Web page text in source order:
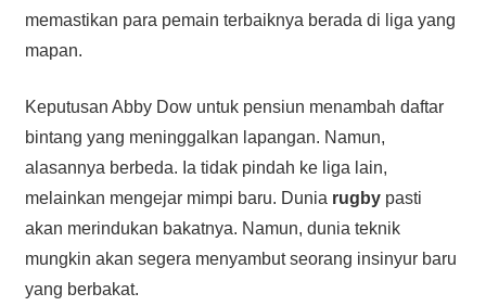
memastikan para pemain terbaiknya berada di liga yang
mapan.
Keputusan Abby Dow untuk pensiun menambah daftar
bintang yang meninggalkan lapangan. Namun,
alasannya berbeda. Ia tidak pindah ke liga lain,
melainkan mengejar mimpi baru. Dunia rugbypasti
akan merindukan bakatnya. Namun, dunia teknik
mungkin akan segera menyambut seorang insinyur baru
yang berbakat.